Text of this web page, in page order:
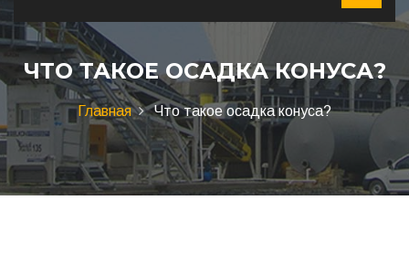
ЧТО ТАКОЕ ОСАДКА КОНУСА?
Главная Что такое осадка конуса?